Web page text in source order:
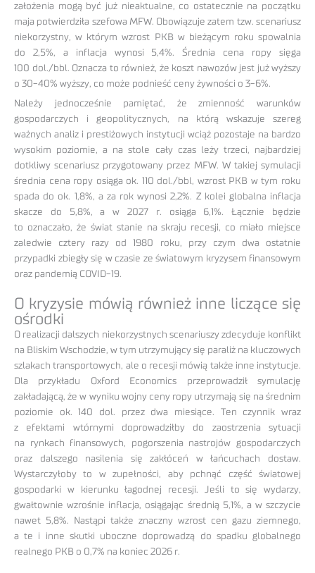
założenia mogą być już nieaktualne, co ostatecznie na początku
maja potwierdziła szefowa MFW. Obowiązuje zatem tzw. scenariusz
niekorzystny, w którym wzrost PKB w bieżącym roku spowalnia
do 2,5%, a inflacja wynosi 5,4%. Średnia cena ropy sięga
100 dol./bbl. Oznacza to również, że koszt nawozów jest już wyższy
o 30-40% wyższy, co może podnieść ceny żywności o 3-6%.
Należy jednocześnie pamiętać, że zmienność warunków
gospodarczych i geopolitycznych, na którą wskazuje szereg
ważnych analiz i prestiżowych instytucji wciąż pozostaje na bardzo
wysokim poziomie, a na stole cały czas leży trzeci, najbardziej
dotkliwy scenariusz przygotowany przez MFW. W takiej symulacji
średnia cena ropy osiąga ok. 110 dol./bbl, wzrost PKB w tym roku
spada do ok. 1,8%, a za rok wynosi 2,2%. Z kolei globalna inflacja
skacze do 5,8%, a w 2027 r. osiąga 6,1%. Łącznie będzie
to oznaczało, że świat stanie na skraju recesji, co miało miejsce
zaledwie cztery razy od 1980 roku, przy czym dwa ostatnie
przypadki zbiegły się w czasie ze światowym kryzysem finansowym
oraz pandemią COVID-19.
O kryzysie mówią również inne liczące się
ośrodki
O realizacji dalszych niekorzystnych scenariuszy zdecyduje konflikt
na Bliskim Wschodzie, w tym utrzymujący się paraliż na kluczowych
szlakach transportowych, ale o recesji mówią także inne instytucje.
Dla przykładu Oxford Economics przeprowadził symulację
zakładającą, że w wyniku wojny ceny ropy utrzymają się na średnim
poziomie ok. 140 dol. przez dwa miesiące. Ten czynnik wraz
z efektami wtórnymi doprowadziłby do zaostrzenia sytuacji
na rynkach finansowych, pogorszenia nastrojów gospodarczych
oraz dalszego nasilenia się zakłóceń w łańcuchach dostaw.
Wystarczyłoby to w zupełności, aby pchnąć część światowej
gospodarki w kierunku łagodnej recesji. Jeśli to się wydarzy,
gwałtownie wzrośnie inflacja, osiągając średnią 5,1%, a w szczycie
nawet 5,8%. Nastąpi także znaczny wzrost cen gazu ziemnego,
a te i inne skutki uboczne doprowadzą do spadku globalnego
realnego PKB o 0,7% na koniec 2026 r.